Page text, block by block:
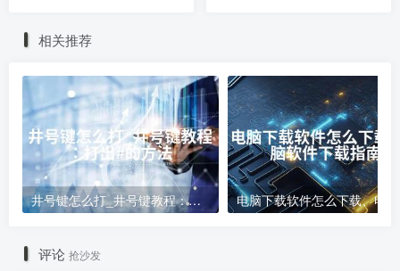
相关推荐
井号键怎么打_井号键教程：打出#的方法
评论 抢沙发